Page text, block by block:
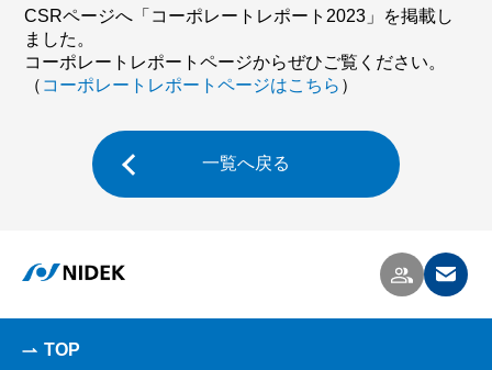
CSRページへ「コーポレートレポート2023」を掲載し
ました。
コーポレートレポートページからぜひご覧ください。
（ コーポレートレポートページはこちら ）
一覧へ戻る
TOP